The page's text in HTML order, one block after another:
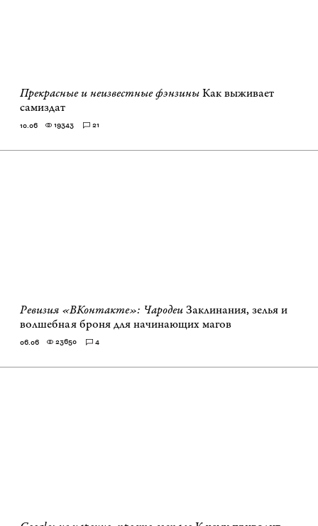
Прекрасные и неизвестные фэнзиныКак выживает
самиздат
10.06 19343 21
Ревизия «ВКонтакте»: ЧародеиЗаклинания, зелья и
волшебная броня для начинающих магов
06.06 23650 4